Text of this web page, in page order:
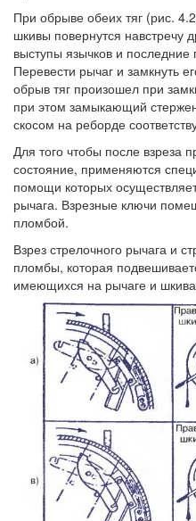
При обрыве обеих тяг (рис.
шкивы повернутся навстречу
выступы язычков и
Перевести рычаг и замкнуть
обрыв тяг произошел при
при этом замыкающий
скосом на реборде
Для того чтобы после взреза
состояние, применяются
помощи которых
рычага. Взрезные ключи
пломбой.
Взрез стрелочного рычага и
пломбы, которая
имеющихся на рычаге и